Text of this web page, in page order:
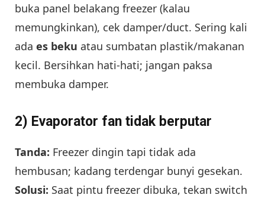
buka panel belakang freezer (kalau
memungkinkan), cek damper/duct. Sering kali
ada es beku atau sumbatan plastik/makanan
kecil. Bersihkan hati-hati; jangan paksa
membuka damper.
2) Evaporator fan tidak berputar
Tanda: Freezer dingin tapi tidak ada
hembusan; kadang terdengar bunyi gesekan.
Solusi: Saat pintu freezer dibuka, tekan switch